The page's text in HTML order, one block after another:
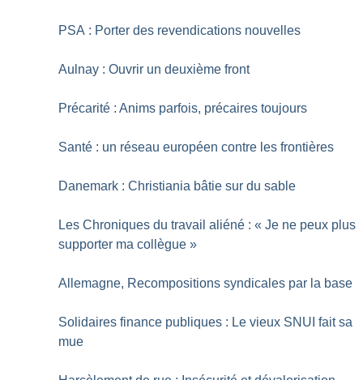
PSA : Porter des revendications nouvelles
Aulnay : Ouvrir un deuxième front
Précarité : Anims parfois, précaires toujours
Santé : un réseau européen contre les frontières
Danemark : Christiania bâtie sur du sable
Les Chroniques du travail aliéné : « Je ne peux plus
supporter ma collègue »
Allemagne, Recompositions syndicales par la base
Solidaires finance publiques : Le vieux SNUI fait sa
mue